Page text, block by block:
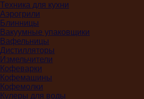
Техника для кухни
Аэрогрили
Блинницы
Вакуумные упаковщики
Вафельницы
Дистилляторы
Измельчители
Кофеварки
Кофемашины
Кофемолки
Кулеры для воды